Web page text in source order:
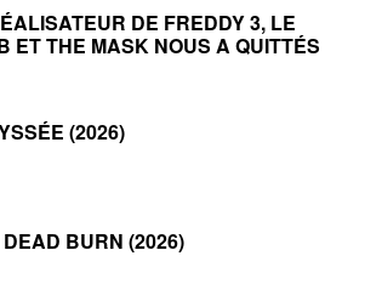
DE FREDDY 3, LE
ET THE MASK NOUS A QUITTÉS
(2026)
BURN (2026)